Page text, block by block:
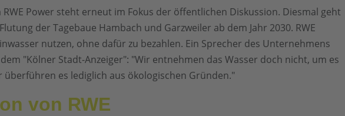
Power steht erneut im Fokus der öffentlichen Diskussion. Diesmal geht
der Tagebaue Hambach und Garzweiler ab dem Jahr 2030. RWE
nutzen, ohne dafür zu bezahlen. Ein Sprecher des Unternehmens
"Kölner Stadt-Anzeiger": "Wir entnehmen das Wasser doch nicht, um es
überführen es lediglich aus ökologischen Gründen."
von RWE